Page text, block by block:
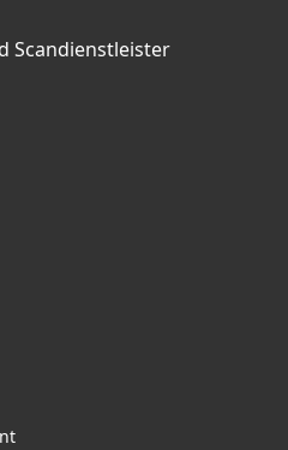
Scandienstleister